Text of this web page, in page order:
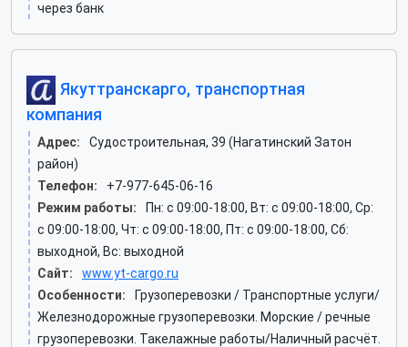
через банк
Якуттранскарго, транспортная
компания
Адрес:
Судостроительная, 39 (Нагатинский Затон
район)
Телефон:
+7-977-645-06-16
Режим работы:
Пн: c 09:00-18:00, Вт: c 09:00-18:00, Ср:
c 09:00-18:00, Чт: c 09:00-18:00, Пт: c 09:00-18:00, Сб:
выходной, Вс: выходной
Сайт:
www.yt-cargo.ru
Особенности:
Грузоперевозки / Транспортные услуги/
Железнодорожные грузоперевозки. Морские / речные
грузоперевозки. Такелажные работы/Наличный расчёт.